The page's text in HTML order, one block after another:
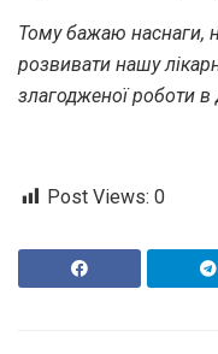
Тому бажаю наснаги,
розвивати нашу
злагодженої роботи
Post Views: 0